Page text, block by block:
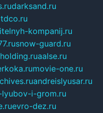
darksand.ru
kompanij.ru
snow-guard.ru
aalse.ru
movie-one.ru
andreislyusar.ru
i-grom.ru
evro-dez.ru